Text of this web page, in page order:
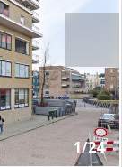
1/24